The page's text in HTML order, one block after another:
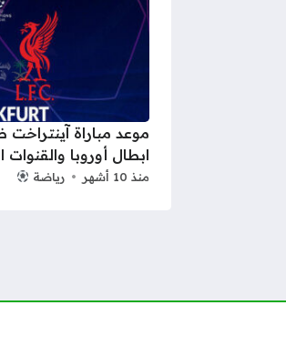
موعد مباراة
ابطال أوروبا والقنوات
منذ 10 أشهر رياضة